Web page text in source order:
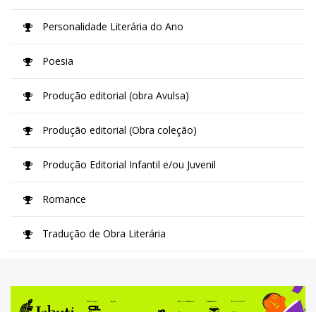
Personalidade Literária do Ano
Poesia
Produção editorial (obra Avulsa)
Produção editorial (Obra coleção)
Produção Editorial Infantil e/ou Juvenil
Romance
Tradução de Obra Literária